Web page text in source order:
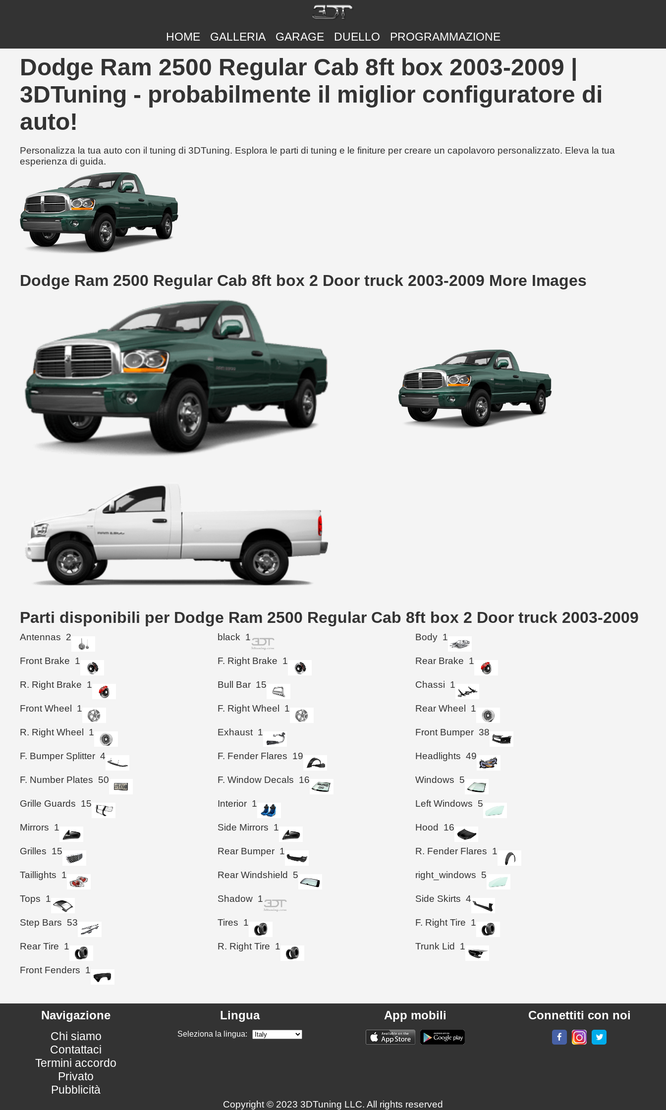
HOME GALLERIA GARAGE DUELLO PROGRAMMAZIONE
Dodge Ram 2500 Regular Cab 8ft box 2003-2009 |
3DTuning - probabilmente il miglior configuratore di
auto!
Personalizza la tua auto con il tuning di 3DTuning. Esplora le parti di tuning e le finiture per creare un capolavoro personalizzato. Eleva la tua
esperienza di guida.
Dodge Ram 2500 Regular Cab 8ft box 2 Door truck 2003-2009 More Images
Parti disponibili per Dodge Ram 2500 Regular Cab 8ft box 2 Door truck 2003-2009
Antennas 2 black 1 Body 1
Front Brake 1 F. Right Brake 1 Rear Brake 1
R. Right Brake 1 Bull Bar 15 Chassi 1
Front Wheel 1 F. Right Wheel 1 Rear Wheel 1
R. Right Wheel 1 Exhaust 1 Front Bumper 38
F. Bumper Splitter 4 F. Fender Flares 19 Headlights 49
F. Number Plates 50 F. Window Decals 16 Windows 5
Grille Guards 15 Interior 1 Left Windows 5
Mirrors 1 Side Mirrors 1 Hood 16
Grilles 15 Rear Bumper 1 R. Fender Flares 1
Taillights 1 Rear Windshield 5 right_windows 5
Tops 1 Shadow 1 Side Skirts 4
Step Bars 53 Tires 1 F. Right Tire 1
Rear Tire 1 R. Right Tire 1 Trunk Lid 1
Front Fenders 1
Navigazione
Chi siamo
Contattaci
Termini accordo
Privato
Pubblicità
Lingua
Seleziona la lingua:
App mobili Connettiti con noi
Copyright © 2023 3DTuning LLC. All rights reserved